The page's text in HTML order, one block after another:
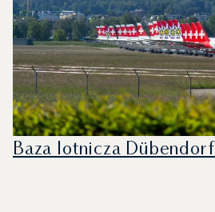
Baza lotnicza Dübendorf